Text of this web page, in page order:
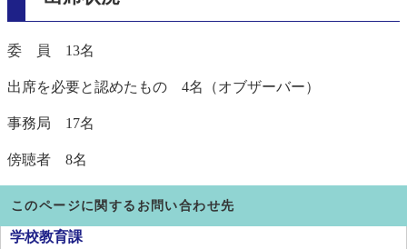
委 員 13名
出席を必要と認めたもの 4名（オブザーバー）
事務局 17名
傍聴者 8名
このページに関するお問い合わせ先
学校教育課